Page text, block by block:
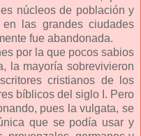
núcleos de población y
las grandes ciudades
fue abandonada.
por la que pocos sabios
la mayoría sobrevivieron
cristianos de los
bíblicos del siglo I. Pero
pues la vulgata, se
que se podía usar y